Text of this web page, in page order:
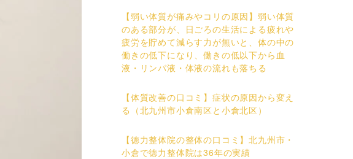
【弱い体質が痛みやコリの原因】弱い体質
のある部分が、日ごろの生活による疲れや
疲労を貯めて減らす力が無いと、体の中の
働きの低下になり、働きの低以下から血
液・リンパ液・体液の流れも落ちる
【体質改善の口コミ】症状の原因から変え
る（北九州市小倉南区と小倉北区）
【徳力整体院の整体の口コミ】北九州市・
小倉で徳力整体院は36年の実績